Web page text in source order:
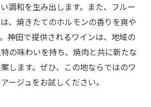
調和を生み出します。また、フルー
、焼きたてのホルモンの香りを爽や
神田で提供されるワインは、地域の
の味わいを持ち、焼肉と共に新たな
します。ぜひ、この地ならではのワ
ージュをお試しください。